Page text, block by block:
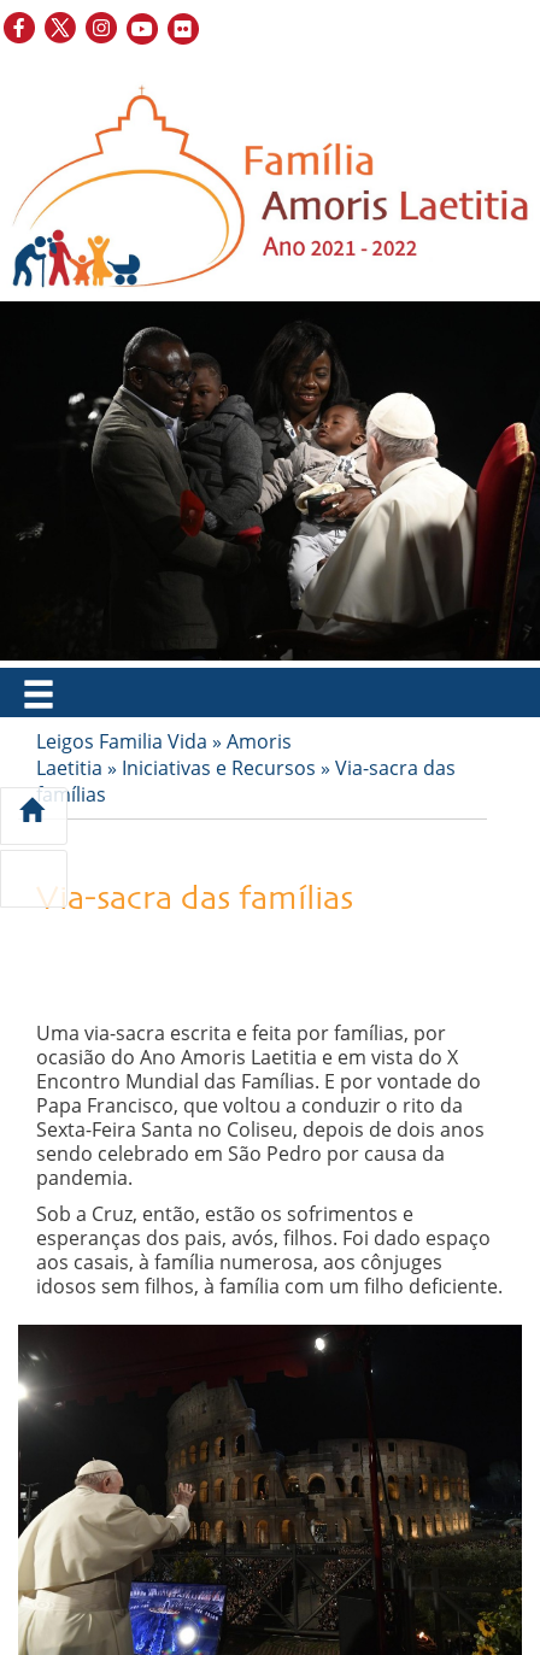
Leigos Familia Vida » Amoris
Laetitia » Iniciativas e Recursos » Via-sacra das
famílias
Via-sacra das famílias
Uma via-sacra escrita e feita por famílias, por
ocasião do Ano Amoris Laetitia e em vista do X
Encontro Mundial das Famílias. E por vontade do
Papa Francisco, que voltou a conduzir o rito da
Sexta-Feira Santa no Coliseu, depois de dois anos
sendo celebrado em São Pedro por causa da
pandemia.
Sob a Cruz, então, estão os sofrimentos e
esperanças dos pais, avós, filhos. Foi dado espaço
aos casais, à família numerosa, aos cônjuges
idosos sem filhos, à família com um filho deficiente.